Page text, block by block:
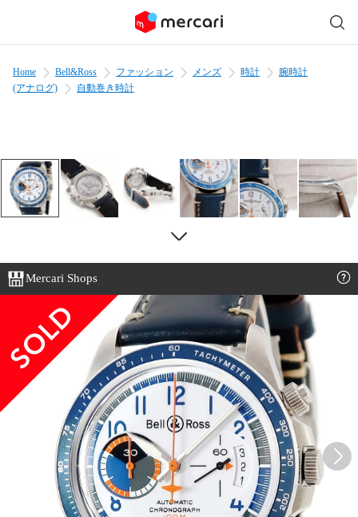
Home Bell&Ross ファッション メンズ 時計
腕時計
(アナログ)
自動巻き時計
Mercari Shops